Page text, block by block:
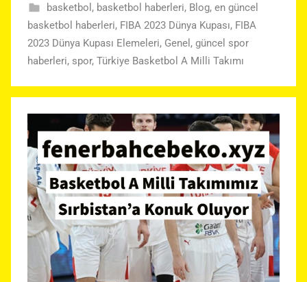
basketbol , basketbol haberleri, Blog, en güncel
basketbol haberleri, FIBA 2023 Dünya Kupası, FIBA
2023 Dünya Kupası Elemeleri, Genel , güncel spor
haberleri, spor, Türkiye Basketbol A Milli Takımı